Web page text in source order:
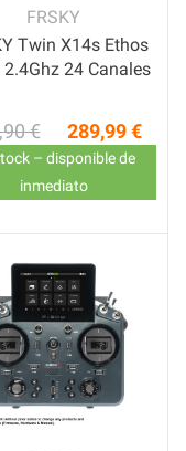
FRSKY
Twin X14s Ethos
2.4Ghz 24 Canales
Precio base
€ Precio
289,99 €
– disponible de
inmediato